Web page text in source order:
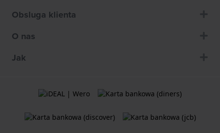
Obsluga klienta
O nas
Jak